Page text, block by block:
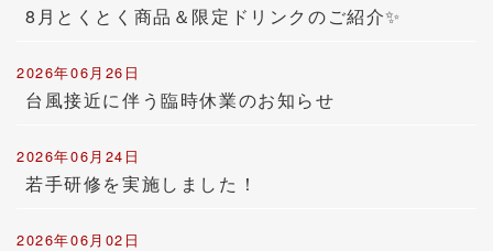
8月とくとく商品＆限定ドリンクのご紹介✨
2026年06月26日
台風接近に伴う臨時休業のお知らせ
2026年06月24日
若手研修を実施しました！
2026年06月02日